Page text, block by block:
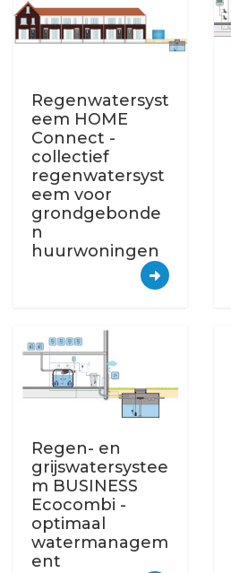
Regenwatersyst
eem HOME
Connect -
collectief
regenwatersyst
eem voor
grondgebonde
n
huurwoningen
Regen- en
grijswatersystee
m BUSINESS
Ecocombi -
optimaal
watermanagem
ent